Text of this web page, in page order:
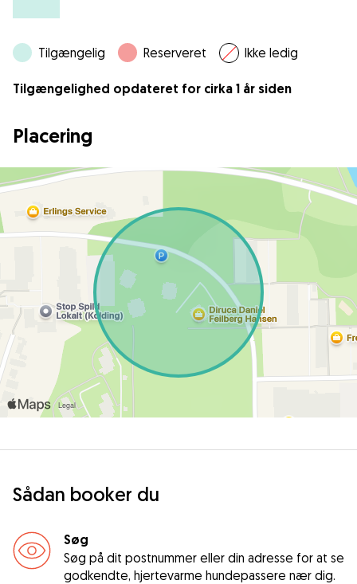
Tilgængelig Reserveret Ikke ledig
Tilgængelighed opdateret for cirka 1 år siden
Placering
Sådan booker du
Søg
Søg på dit postnummer eller din adresse for at se
godkendte, hjertevarme hundepassere nær dig.